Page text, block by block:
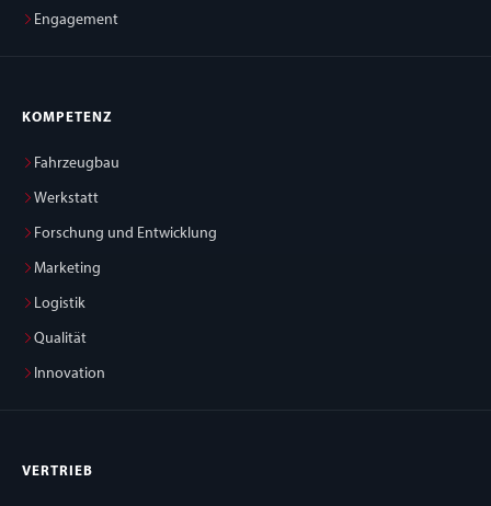
Engagement
KOMPETENZ
Fahrzeugbau
Werkstatt
Forschung und Entwicklung
Marketing
Logistik
Qualität
Innovation
VERTRIEB